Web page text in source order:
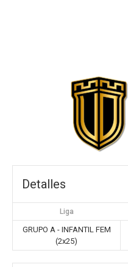
Detalles
Liga
GRUPO A - INFANTIL FEM
(2x25)